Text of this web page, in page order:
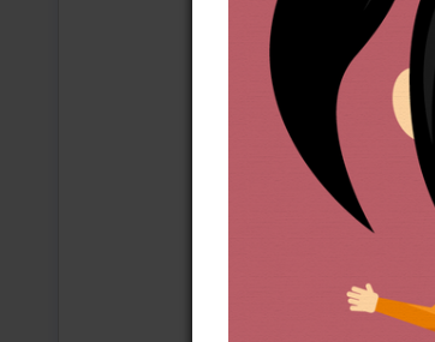
Władysław
walki klasowej
zresztą nie bez
oraz wyniesione
go do podjęcia
Po zdaniu
w École des
politycznej i
na Sorbonie.
razem